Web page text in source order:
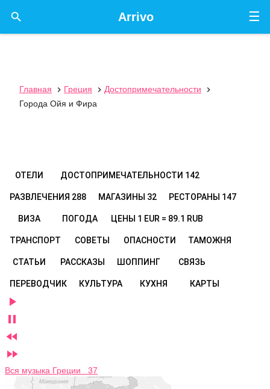
☰
Arrivo

Главная  Греция  Достопримечательности

Города Ойя и Фира
ОТЕЛИ ДОСТОПРИМЕЧАТЕЛЬНОСТИ 142
РАЗВЛЕЧЕНИЯ 288 МАГАЗИНЫ 32 РЕСТОРАНЫ 147
ВИЗА ПОГОДА ЦЕНЫ 1 EUR = 89.1 RUB
ТРАНСПОРТ СОВЕТЫ ОПАСНОСТИ ТАМОЖНЯ
СТАТЬИ РАССКАЗЫ ШОППИНГ СВЯЗЬ
ПЕРЕВОДЧИК КУЛЬТУРА КУХНЯ КАРТЫ




Вся музыка Греции 37